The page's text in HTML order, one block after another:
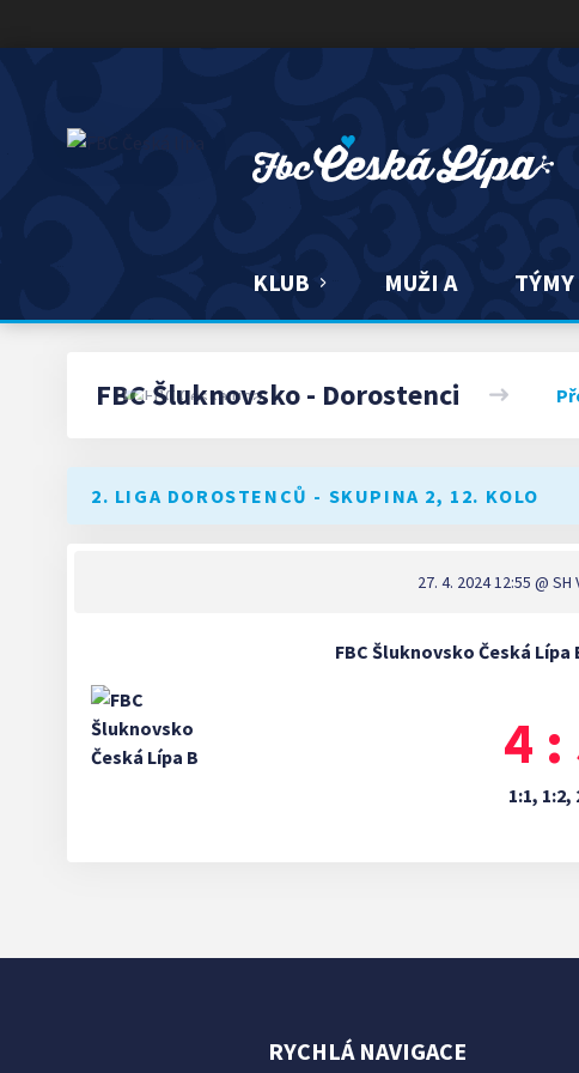
KLUB MUŽI A TÝMY
FBC Šluknovsko - Dorostenci
2. LIGA DOROSTENCŮ - SKUPINA 2, 12. KOLO
27. 4. 2024 12:55 @
FBC Šluknovsko Česká
4 :
1:1, 1:2,
RYCHLÁ NAVIGACE